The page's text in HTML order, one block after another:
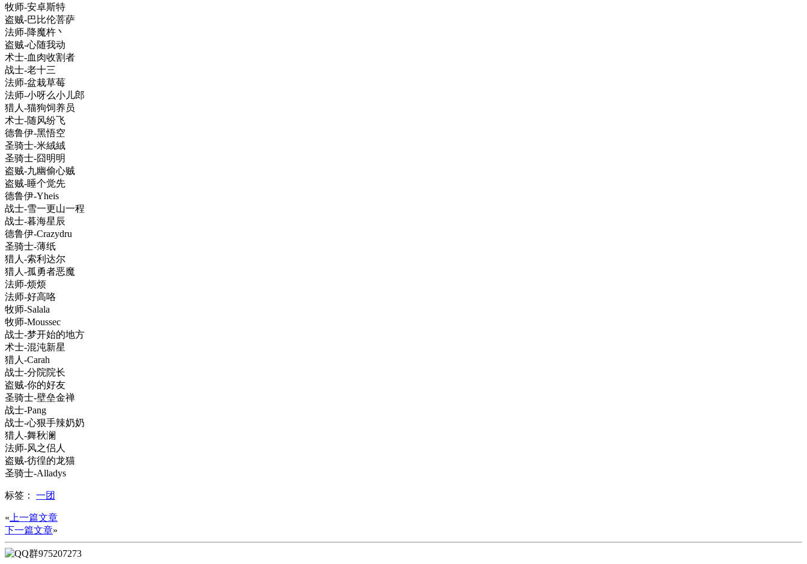
牧师-安卓斯特
盗贼-巴比伦菩萨
法师-降魔杵丶
盗贼-心随我动
术士-血肉收割者
战士-老十三
法师-盆栽草莓
法师-小呀么小儿郎
猎人-猫狗饲养员
术士-随风纷飞
德鲁伊-黑悟空
圣骑士-米絨絨
圣骑士-囧明明
盗贼-九幽偷心贼
盗贼-睡个觉先
德鲁伊-Yheis
战士-雪一更山一程
战士-暮海星辰
德鲁伊-Crazydru
圣骑士-薄纸
猎人-索利达尔
猎人-孤勇者恶魔
法师-烦烦
法师-好高咯
牧师-Salala
牧师-Moussec
战士-梦开始的地方
术士-混沌新星
猎人-Carah
战士-分院院长
盗贼-你的好友
圣骑士-壁垒金禅
战士-Pang
战士-心狠手辣奶奶
猎人-舞秋澜
法师-风之侣人
盗贼-彷徨的龙猫
圣骑士-Alladys
标签： 一团
« 上一篇文章
下一篇文章»